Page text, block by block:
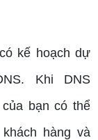
kế hoạch dự
Khi DNS
bạn có thể
hàng và